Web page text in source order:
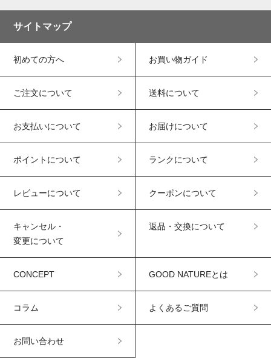
サイトマップ
初めての方へ お買い物ガイド
ご注文について 送料について
お支払いについて お届けについて
ポイントについて ランクについて
レビューについて クーポンについて
キャンセル・
変更について
返品・交換について
CONCEPT GOOD NATUREとは
コラム よくあるご質問
お問い合わせ